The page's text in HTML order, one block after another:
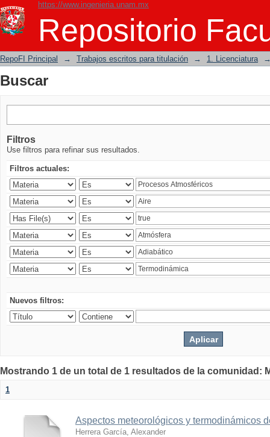
https://www.ingenieria.unam.mx
Repositorio
Buscar
RepoFI Principal → Trabajos escritos para titulación → 1. Licenciatura
Buscar
Filtros
Use filtros para refinar sus resultados.
Filtros actuales:
Nuevos filtros:
Mostrando 1 de un total de 1 resultados de la comunidad:
1
Aspectos meteorológicos y termodinámicos
Herrera García, Alexander